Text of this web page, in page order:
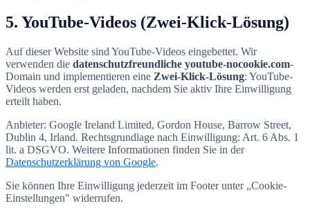
5. YouTube-Videos (Zwei-Klick-Lösung)
Auf dieser Website sind YouTube-Videos eingebettet. Wir
verwenden die datenschutzfreundliche youtube-nocookie.com-
Domain und implementieren eine Zwei-Klick-Lösung: YouTube-
Videos werden erst geladen, nachdem Sie aktiv Ihre Einwilligung
erteilt haben.
Anbieter: Google Ireland Limited, Gordon House, Barrow Street,
Dublin 4, Irland. Rechtsgrundlage nach Einwilligung: Art. 6 Abs. 1
lit. a DSGVO. Weitere Informationen finden Sie in der
Datenschutzerklärung von Google.
Sie können Ihre Einwilligung jederzeit im Footer unter „Cookie-
Einstellungen" widerrufen.